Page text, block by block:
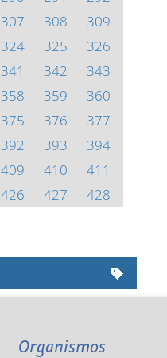
307 308
309
324 325
326
341 342
343
358 359
360
375 376
377
392 393
394
409 410
411
426 427
428
Organismos